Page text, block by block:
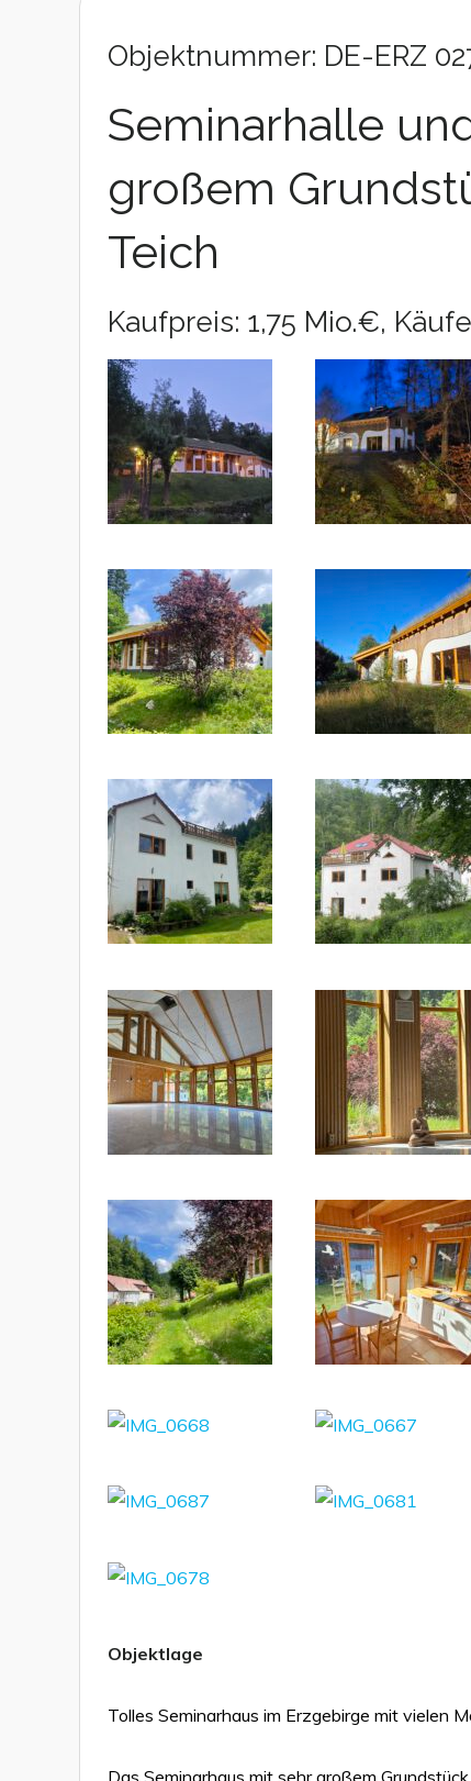
Objektnummer: DE-ERZ
Seminarhalle
großem
Teich
Kaufpreis: 1,75 Mio.€,
Objektlage
Tolles Seminarhaus im Erzgebirge mit vielen
Das Seminarhaus mit sehr großem